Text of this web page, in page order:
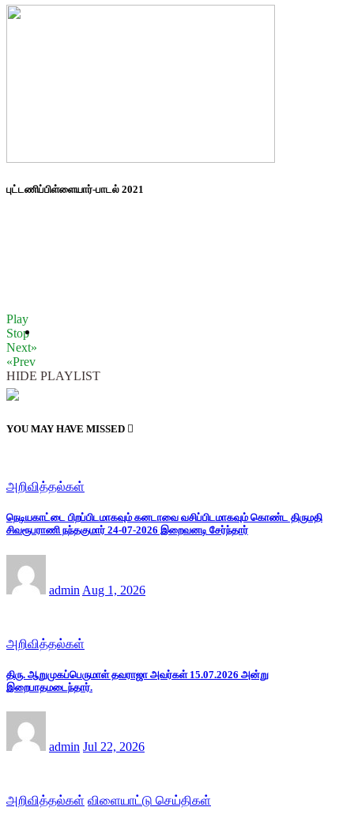
புட்டணிப்பிள்ளையார்-பாடல் 2021
Play
Stop
Next»
«Prev
HIDE PLAYLIST
YOU MAY HAVE MISSED
அறிவித்தல்கள்
நெடியகாட்டை பிறப்பிடமாகவும் கனடாவை வசிப்பிடமாகவும் கொண்ட திருமதி
சிவரூபராணி நந்தகுமார் 24-07-2026 இறைவனடி சேர்ந்தார்
admin Aug 1, 2026
அறிவித்தல்கள்
திரு. ஆறுமுகப்பெருமாள் தவராஜா அவர்கள் 15.07.2026 அன்று
இறைபாதமடைந்தார்.
admin Jul 22, 2026
அறிவித்தல்கள் விளையாட்டு செய்திகள்